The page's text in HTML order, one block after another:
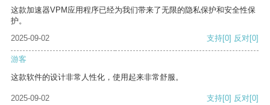
这款加速器VPM应用程序已经为我们带来了无限的隐私保护和安全性保
护。
2025-09-02
支持[0] 反对[0]
游客
这款软件的设计非常人性化，使用起来非常舒服。
2025-09-02 支持[0] 反对[0]